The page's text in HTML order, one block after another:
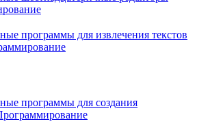
программы для извлечения текстов
программы для создания